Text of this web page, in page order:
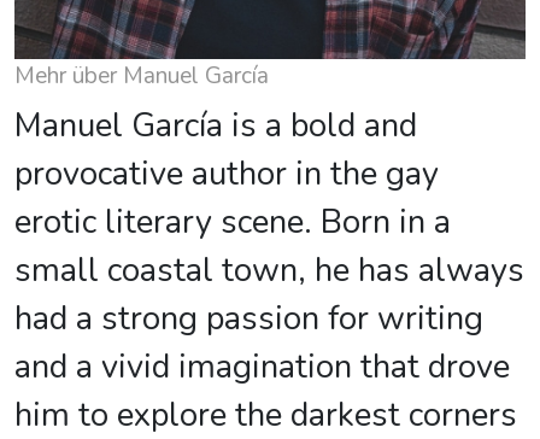
Mehr über Manuel García
Manuel García is a bold and
provocative author in the gay
erotic literary scene. Born in a
small coastal town, he has always
had a strong passion for writing
and a vivid imagination that drove
him to explore the darkest corners